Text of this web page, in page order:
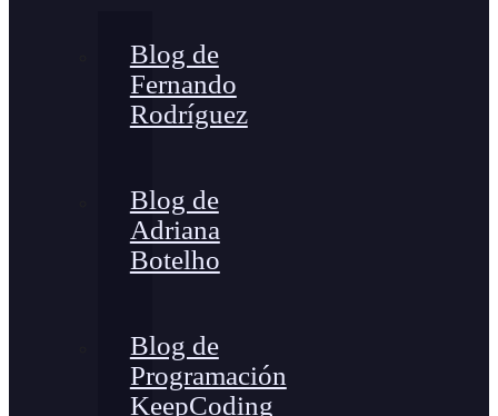
Blog de
Fernando
Rodríguez
Blog de
Adriana
Botelho
Blog de
Programación
KeepCoding